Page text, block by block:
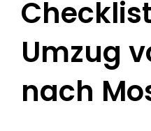
Umzug
nach